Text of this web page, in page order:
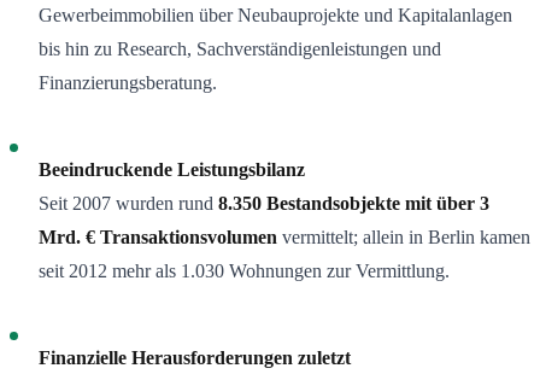
Gewerbeimmobilien über Neubauprojekte und Kapitalanlagen
bis hin zu Research, Sachverständigenleistungen und
Finanzierungsberatung.
Beeindruckende Leistungsbilanz
Seit 2007 wurden rund 8.350 Bestandsobjekte mit über 3
Mrd. € Transaktionsvolumen vermittelt; allein in Berlin kamen
seit 2012 mehr als 1.030 Wohnungen zur Vermittlung.
Finanzielle Herausforderungen zuletzt